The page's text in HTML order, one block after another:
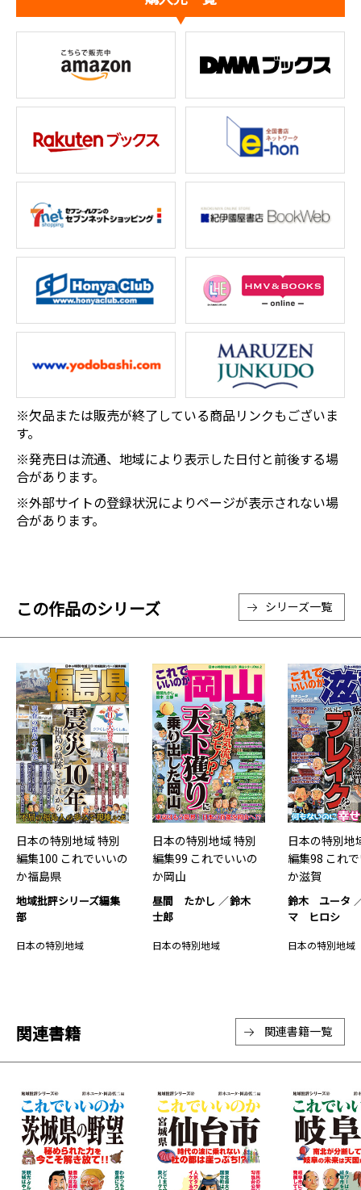
※欠品または販売が終了している商品リンクもございま
す。
※発売日は流通、地域により表示した日付と前後する場
合があります。
※外部サイトの登録状況によりページが表示されない場
合があります。
この作品のシリーズ シリーズ一覧
日本の特別地域 特別
編集100 これでいいの
か福島県
地域批評シリーズ編集
部
日本の特別地域
日本の特別地域 特別
編集99 これでいいの
か岡山
昼間 たかし
鈴木
士郎
日本の特別地域
日本の特別地
編集98 これ
か滋賀
鈴木 ユータ
マ ヒロシ
日本の特別地域
関連書籍 関連書籍一覧